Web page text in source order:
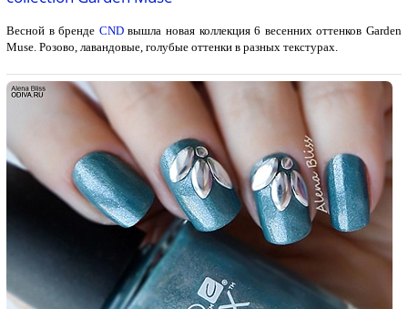
Весной в бренде CND вышла новая коллекция 6 весенних оттенков Garden
Muse. Розово, лавандовые, голубые оттенки в разных текстурах.